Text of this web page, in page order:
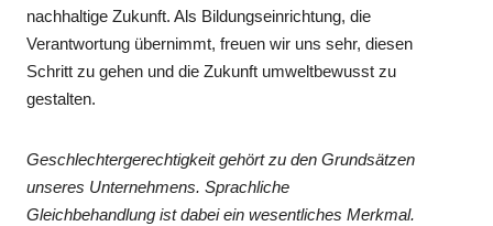
nachhaltige Zukunft. Als Bildungseinrichtung, die
Verantwortung übernimmt, freuen wir uns sehr, diesen
Schritt zu gehen und die Zukunft umweltbewusst zu
gestalten.
Geschlechtergerechtigkeit gehört zu den Grundsätzen
unseres Unternehmens. Sprachliche
Gleichbehandlung ist dabei ein wesentliches Merkmal.